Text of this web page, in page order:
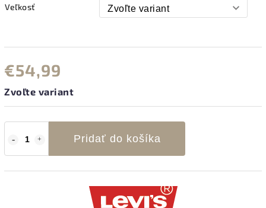
Veľkosť
€54,99
Zvoľte variant
Pridať do košíka